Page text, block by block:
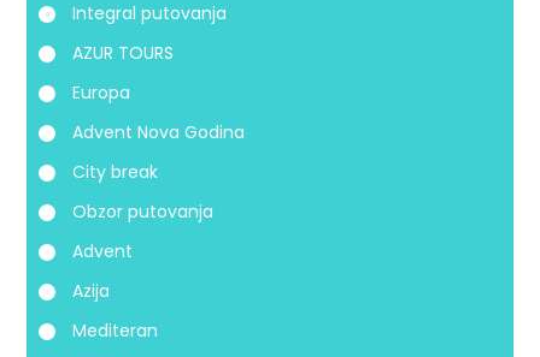
Integral putovanja
AZUR TOURS
Europa
Advent Nova Godina
City break
Obzor putovanja
Advent
Azija
Mediteran